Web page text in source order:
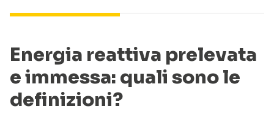
Energia reattiva prelevata
e immessa: quali sono le
definizioni?